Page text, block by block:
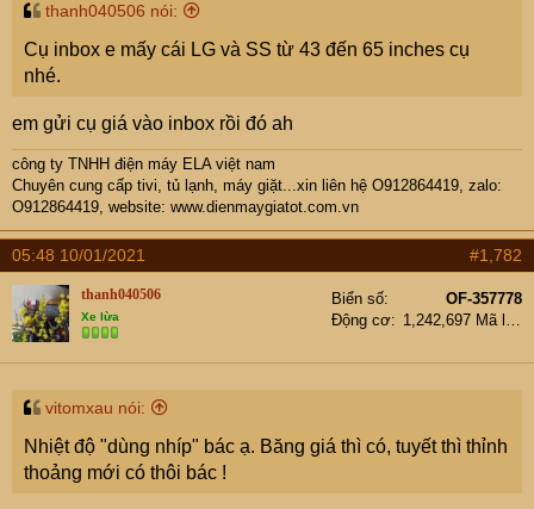
thanh040506 nói:
Cụ inbox e mấy cái LG và SS từ 43 đến 65 inches cụ
nhé.
em gửi cụ giá vào inbox rồi đó ah
công ty TNHH điện máy ELA việt nam
Chuyên cung cấp tivi, tủ lạnh, máy giặt...xin liên hệ O912864419, zalo:
O912864419, website: www.dienmaygiatot.com.vn
05:48 10/01/2021 #1,782
thanh040506
Xe lừa
Biển số
OF-357778
Động cơ
1,242,697 Mã lực
vitomxau nói:
Nhiệt độ "dùng nhíp" bác ạ. Băng giá thì có, tuyết thì thỉnh
thoảng mới có thôi bác !